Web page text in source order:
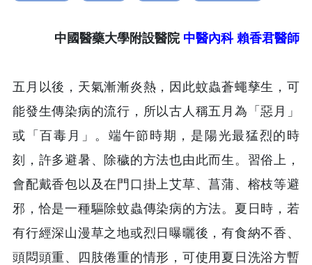
中國醫藥大學附設醫院 中醫內科 賴香君醫師
五月以後，天氣漸漸炎熱，因此蚊蟲蒼蠅孳生，可
能發生傳染病的流行，所以古人稱五月為「惡月」
或「百毒月」。端午節時期，是陽光最猛烈的時
刻，許多避暑、除穢的方法也由此而生。習俗上，
會配戴香包以及在門口掛上艾草、菖蒲、榕枝等避
邪，恰是一種驅除蚊蟲傳染病的方法。夏日時，若
有行經深山漫草之地或烈日曝曬後，有食納不香、
頭悶頭重、四肢倦重的情形，可使用夏日洗浴方暫